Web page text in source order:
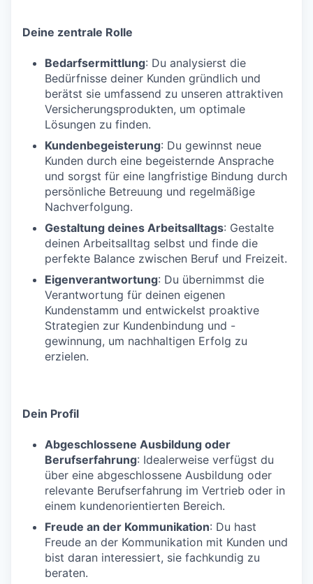
Deine zentrale Rolle
Bedarfsermittlung: Du analysierst die
Bedürfnisse deiner Kunden gründlich und
berätst sie umfassend zu unseren attraktiven
Versicherungsprodukten, um optimale
Lösungen zu finden.
Kundenbegeisterung: Du gewinnst neue
Kunden durch eine begeisternde Ansprache
und sorgst für eine langfristige Bindung durch
persönliche Betreuung und regelmäßige
Nachverfolgung.
Gestaltung deines Arbeitsalltags: Gestalte
deinen Arbeitsalltag selbst und finde die
perfekte Balance zwischen Beruf und Freizeit.
Eigenverantwortung: Du übernimmst die
Verantwortung für deinen eigenen
Kundenstamm und entwickelst proaktive
Strategien zur Kundenbindung und -
gewinnung, um nachhaltigen Erfolg zu
erzielen.
Dein Profil
Abgeschlossene Ausbildung oder
Berufserfahrung: Idealerweise verfügst du
über eine abgeschlossene Ausbildung oder
relevante Berufserfahrung im Vertrieb oder in
einem kundenorientierten Bereich.
Freude an der Kommunikation: Du hast
Freude an der Kommunikation mit Kunden und
bist daran interessiert, sie fachkundig zu
beraten.